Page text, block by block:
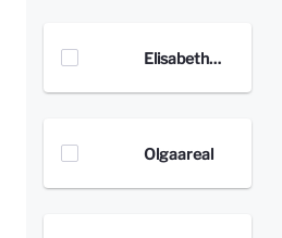
Elisabethenanlage
Olgaareal